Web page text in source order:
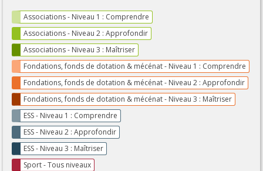
Associations - Niveau 1 : Comprendre
Associations - Niveau 2 : Approfondir
Associations - Niveau 3 : Maîtriser
Fondations, fonds de dotation & mécénat - Niveau 1 : Comprendre
Fondations, fonds de dotation & mécénat - Niveau 2 : Approfondir
Fondations, fonds de dotation & mécénat - Niveau 3 : Maîtriser
ESS - Niveau 1 : Comprendre
ESS - Niveau 2 : Approfondir
ESS - Niveau 3 : Maîtriser
Sport - Tous niveaux